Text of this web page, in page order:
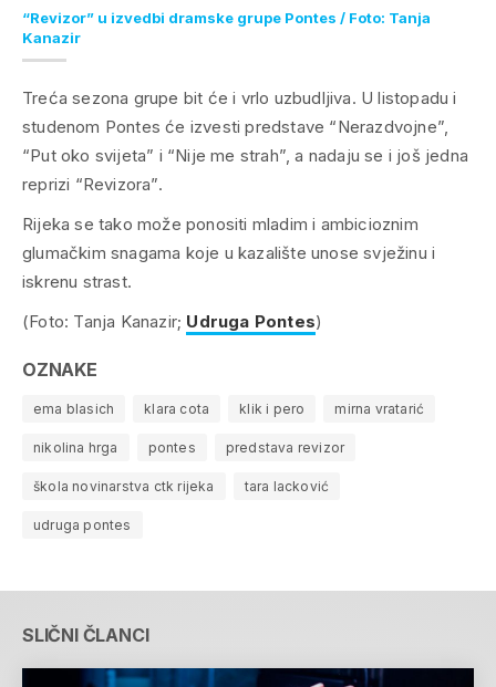
“Revizor” u izvedbi dramske grupe Pontes / Foto: Tanja
Kanazir
Treća sezona grupe bit će i vrlo uzbudljiva. U listopadu i
studenom Pontes će izvesti predstave “Nerazdvojne”,
“Put oko svijeta” i “Nije me strah”, a nadaju se i još jedna
reprizi “Revizora”.
Rijeka se tako može ponositi mladim i ambicioznim
glumačkim snagama koje u kazalište unose svježinu i
iskrenu strast.
(Foto: Tanja Kanazir; Udruga Pontes)
OZNAKE
ema blasich klara cota klik i pero mirna vratarić
nikolina hrga pontes predstava revizor
škola novinarstva ctk rijeka tara lacković
udruga pontes
SLIČNI ČLANCI